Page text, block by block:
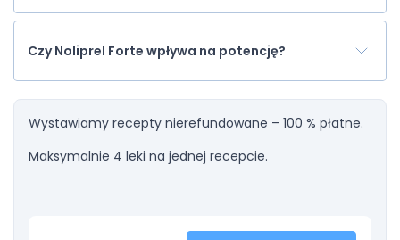
Czy Noliprel Forte wpływa na potencję?
Wystawiamy recepty nierefundowane – 100 % płatne.
Maksymalnie 4 leki na jednej recepcie.